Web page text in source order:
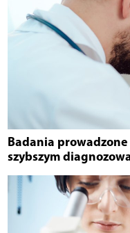
Badania
szybszym